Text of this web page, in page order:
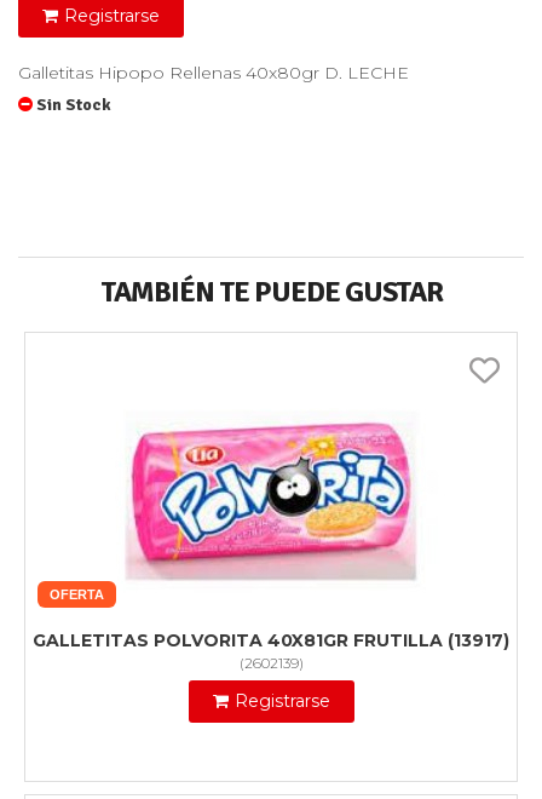
Registrarse
Galletitas Hipopo Rellenas 40x80gr D. LECHE
Sin Stock
TAMBIÉN TE PUEDE GUSTAR
OFERTA
GALLETITAS POLVORITA 40X81GR FRUTILLA (13917)
(2602139)
Registrarse